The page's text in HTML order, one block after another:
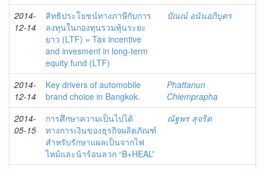
2014-
12-14
สิทธิประโยชน์ทางภาษีกับการ
ลงทุนในกองทุนรวมหุ้นระยะ
ยาว (LTF) = Tax incentive
and invesment in long-term
equity fund (LTF)
ปัณณ์ อนันอภิบุตร
2014-
12-14
Key drivers of automobile
brand choice in Bangkok.
Phattanun
Chiemprapha
2014-
05-15
การศึกษาความเป็นไปได้
ทางการเงินของธุรกิจผลิตภัณฑ์
สำหรับรักษาแผลเป็นจากไฟ
ไหม้และน้าร้อนลวก “B+HEAL”
ณัฐพร สุจริต